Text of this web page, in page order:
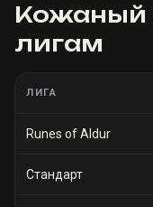
Кожаный
лигам
ЛИГА
Runes of Aldur
Стандарт